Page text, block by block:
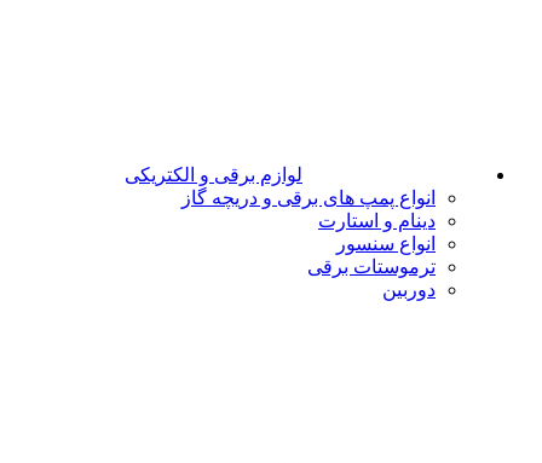
لوازم برقی و الکتریکی
انواع پمپ های برقی و دریچه گاز
دینام و استارت
انواع سنسور
ترموستات برقی
دوربین